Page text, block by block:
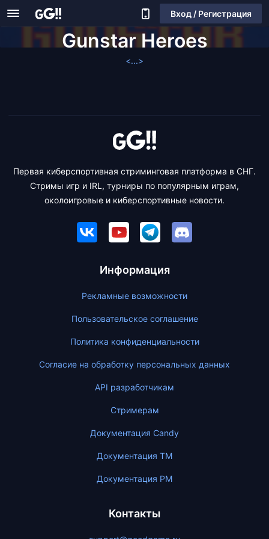
Вход / Регистрация
Gunstar Heroes
<...>
Первая киберспортивная стриминговая платформа в СНГ.
Стримы игр и IRL, турниры по популярным играм,
околоигровые и киберспортивные новости.
Информация
Рекламные возможности
Пользовательское соглашение
Политика конфиденциальности
Согласие на обработку персональных данных
API разработчикам
Стримерам
Документация Candy
Документация ТМ
Документация PM
Контакты